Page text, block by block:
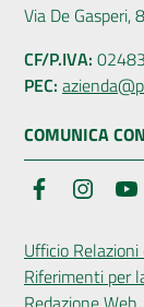
Via De
CF/P.IVA:
PEC:
COMUNICA
Facebook
Ufficio
Riferimenti per